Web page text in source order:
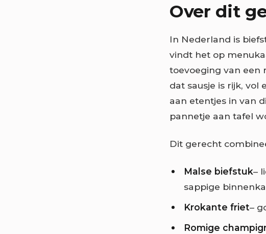
Over dit
In Nederland is
vindt het op
toevoeging van een
dat sausje is rijk,
aan etentjes in van
pannetje aan tafel
Dit gerecht
Malse biefstuk–
sappige
Krokante friet–
Romige